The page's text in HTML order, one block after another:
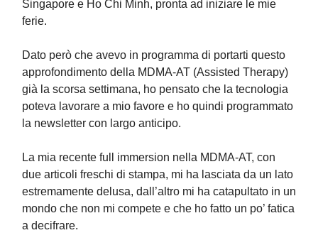
Singapore e Ho Chi Minh, pronta ad iniziare le mie
ferie.
Dato però che avevo in programma di portarti questo
approfondimento della MDMA-AT (Assisted Therapy)
già la scorsa settimana, ho pensato che la tecnologia
poteva lavorare a mio favore e ho quindi programmato
la newsletter con largo anticipo.
La mia recente full immersion nella MDMA-AT, con
due articoli freschi di stampa, mi ha lasciata da un lato
estremamente delusa, dall’altro mi ha catapultato in un
mondo che non mi compete e che ho fatto un po’ fatica
a decifrare.